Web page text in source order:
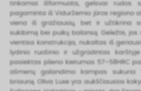
tinkamai išformuota, gelsvai rudos
pagaminta iš Viduržemio jūros regiono
viena iš gražiausių, bet ir užtikrina
sukibimą bei puikų balansą. Geležtė,
vientisa konstrukcija, nukaltas iš
lydinio ruošinio ir užgrūdintas
pasiektas plieno kietumas 57–58HRC
ašmenų galandimo kampas
briauną. Oliva Luxe yra aukščiausios